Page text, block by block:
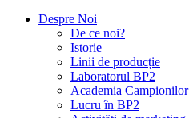
Despre Noi
De ce noi?
Istorie
Linii de producție
Laboratorul BP2
Academia Campionilor
Lucru în BP2